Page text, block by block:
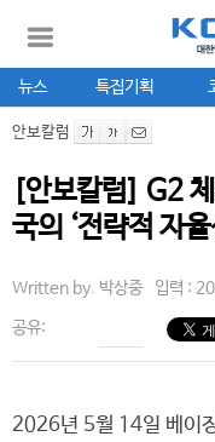
뉴스 특집기획
안보칼럼
[안보칼럼] G2
국의 ‘전략적 자율
Written by. 박상중 입력 :
공유:
2026년 5월 14일 베이